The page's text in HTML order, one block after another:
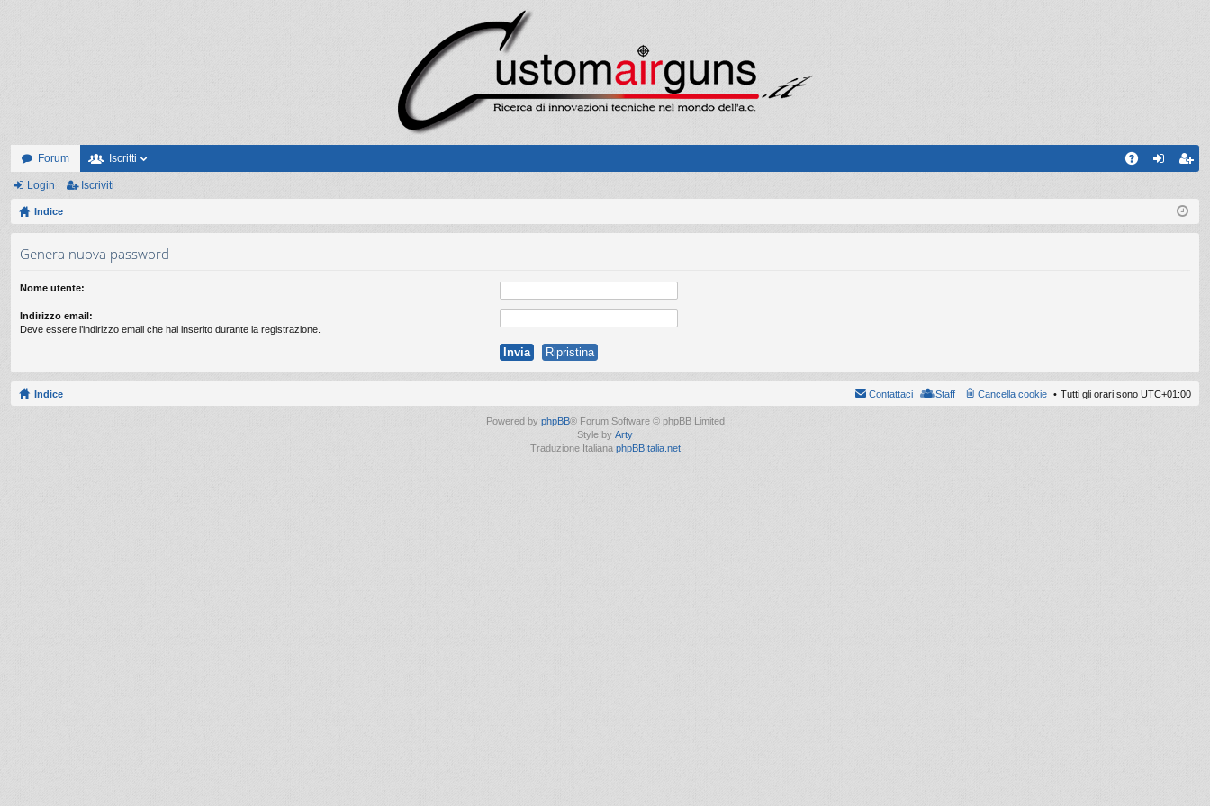
Forum Iscritti
riv
Login Iscriviti
Indice
Genera nuova password
Nome utente:
Indirizzo email:
Deve essere l’indirizzo email che hai inserito durante la registrazione.
Indice Tutti gli orari sono UTC+01:00
Cancella cookie
Staff
Contattaci
Powered by phpBB® Forum Software © phpBB Limited
Style by Arty
Traduzione Italiana phpBBItalia.net